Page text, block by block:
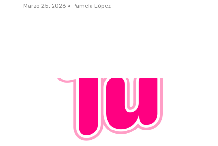
Marzo 25, 2026 · Pamela López